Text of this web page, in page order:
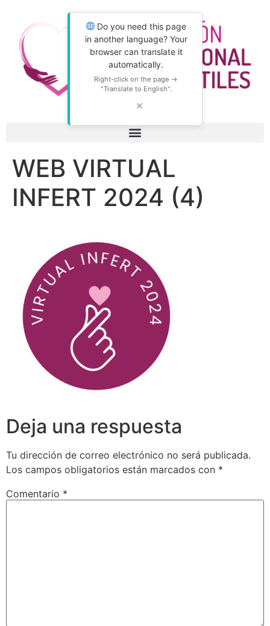
Do you need this page
in another language? Your
browser can translate it
automatically.
Right-click on the page →
"Translate to English".
✕
WEB VIRTUAL
INFERT 2024 (4)
Deja una respuesta
Tu dirección de correo electrónico no será publicada.
Los campos obligatorios están marcados con *
Comentario *